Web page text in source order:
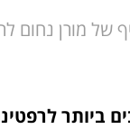
של מורן נחום
ביותר